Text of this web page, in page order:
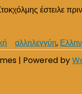
έστειλε
αλληλεγγύη,
| Powered by